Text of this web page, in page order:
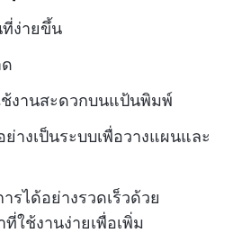
ที่ง่ายขึ้น
งานสะดวกบนแป้นพิมพ์
ย่างเป็นระบบเพื่อวางแผนและ
ได้อย่างรวดเร็วด้วย
ใช้งานง่ายเพื่อเพิ่ม